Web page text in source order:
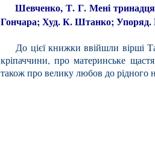
Шевченко, Т. Г. Мені
Гончара; Худ. К. Штанко; Упоряд.
До цієї книжки ввійшли вірші
кріпаччини, про материнське
також про велику любов до рідного